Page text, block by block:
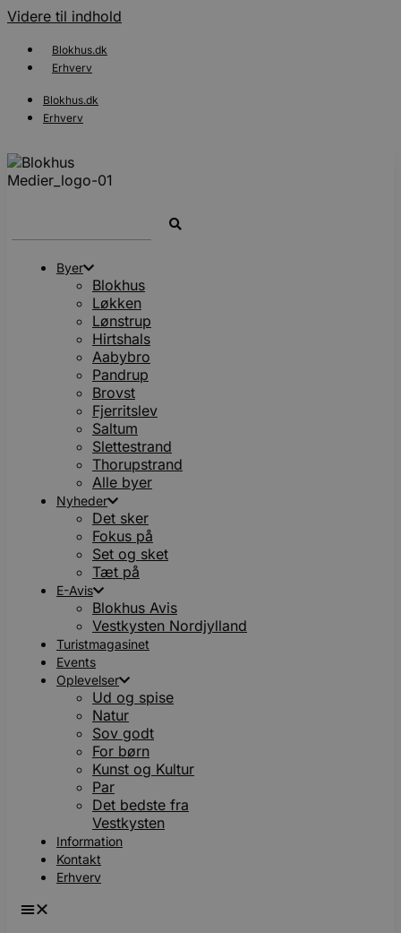
Videre til indhold
Blokhus.dk
Erhverv
Blokhus.dk
Erhverv
Byer
Blokhus
Løkken
Lønstrup
Hirtshals
Aabybro
Pandrup
Brovst
Fjerritslev
Saltum
Slettestrand
Thorupstrand
Alle byer
Nyheder
Det sker
Fokus på
Set og sket
Tæt på
E-Avis
Blokhus Avis
Vestkysten Nordjylland
Turistmagasinet
Events
Oplevelser
Ud og spise
Natur
Sov godt
For børn
Kunst og Kultur
Par
Det bedste fra
Vestkysten
Information
Kontakt
Erhverv